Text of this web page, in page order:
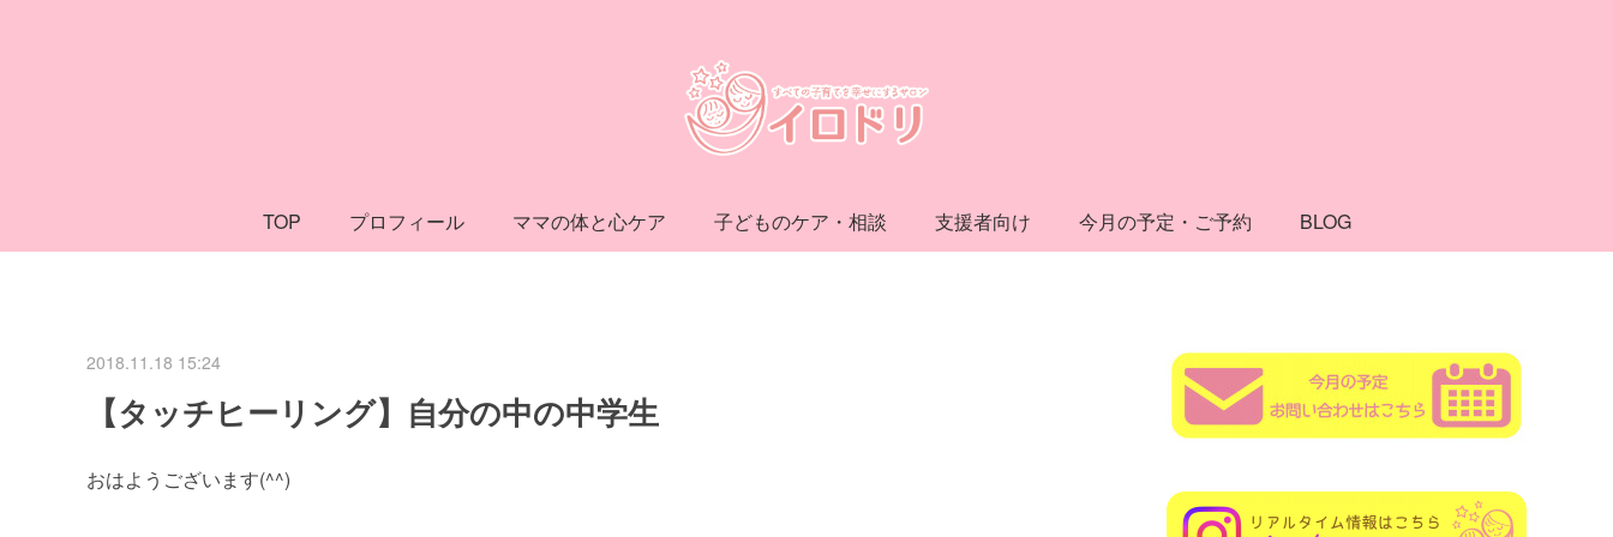
TOP プロフィール ママの体と心ケア 子どものケア・相談 支援者向け 今月の予定・ご予約 BLOG
2018.11.18 15:24
【タッチヒーリング】自分の中の中学生
おはようございます(^^)